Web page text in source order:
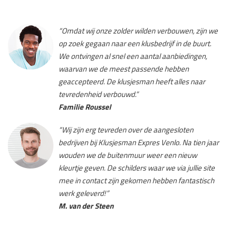
“Omdat wij onze zolder wilden verbouwen, zijn we
op zoek gegaan naar een klusbedrijf in de buurt.
We ontvingen al snel een aantal aanbiedingen,
waarvan we de meest passende hebben
geaccepteerd. De klusjesman heeft alles naar
tevredenheid verbouwd.”
Familie Roussel
“Wij zijn erg tevreden over de aangesloten
bedrijven bij Klusjesman Expres Venlo. Na tien jaar
wouden we de buitenmuur weer een nieuw
kleurtje geven. De schilders waar we via jullie site
mee in contact zijn gekomen hebben fantastisch
werk geleverd!”
M. van der Steen